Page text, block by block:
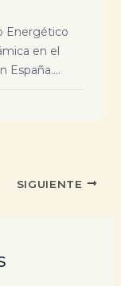
Energético
en el
España....
SIGUIENTE